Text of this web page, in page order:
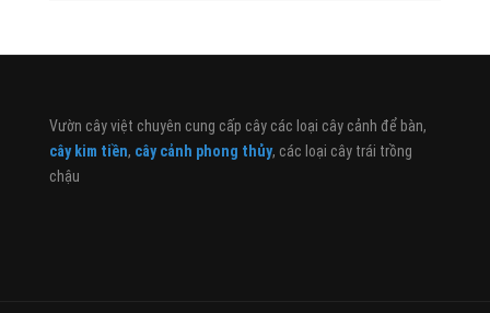
Vườn cây việt chuyên cung cấp cây các loại cây cảnh để bàn,
cây kim tiền, cây cảnh phong thủy, các loại cây trái trồng
chậu